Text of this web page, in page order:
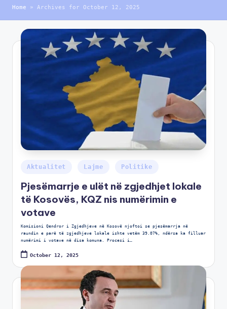
Home » Archives for October 12, 2025
Aktualitet Lajme Politike
Pjesëmarrje e ulët në zgjedhjet lokale
të Kosovës, KQZ nis numërimin e
votave
Komisioni Qendror i Zgjedhjeve në Kosovë njoftoi se pjesëmarrja në
raundin e parë të zgjedhjeve lokale ishte vetëm 39.07%, ndërsa ka filluar
numërimi i votave në disa komuna. Procesi i…
October 12, 2025